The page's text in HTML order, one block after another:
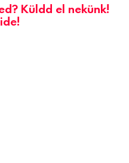
Küldd el nekünk!